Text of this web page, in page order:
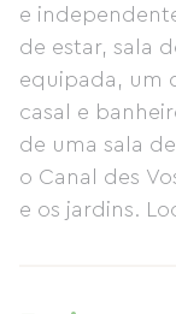
e
de estar, sala
equipada, um
casal e
de uma sala
o Canal des
e os jardins.
acesso